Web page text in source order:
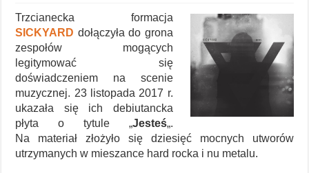
Trzcianecka formacja
SICKYARD dołączyła do grona
zespołów mogących
legitymować się
doświadczeniem na scenie
muzycznej. 23 listopada 2017 r.
ukazała się ich debiutancka
płyta o tytule „Jesteś„.
Na materiał złożyło się dziesięć mocnych utworów
utrzymanych w mieszance hard rocka i nu metalu.